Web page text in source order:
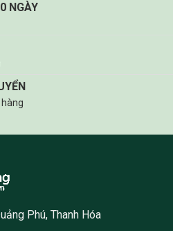
NGÀY
Phú, Thanh Hóa